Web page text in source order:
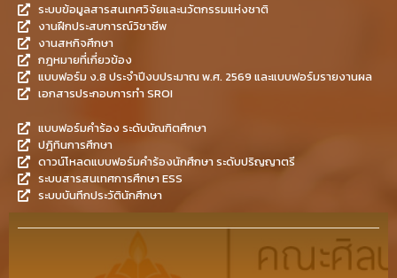
ระบบข้อมูลสารสนเทศวิจัยและนวัตกรรมแห่งชาติ
งานฝึกประสบการณ์วิชาชีพ
งานสหกิจศึกษา
กฎหมายที่เกี่ยวข้อง
แบบฟอร์ม ง.8 ประจำปีงบประมาณ พ.ศ. 2569 และแบบฟอร์มรายงานผล
เอกสารประกอบการทำ SROI
แบบฟอร์มคำร้อง ระดับบัณฑิตศึกษา
ปฎิทินการศึกษา
ดาวน์โหลดแบบฟอร์มคำร้องนักศึกษา ระดับปริญญาตรี
ระบบสารสนเทศการศึกษา ESS
ระบบบันทึกประวัตินักศึกษา